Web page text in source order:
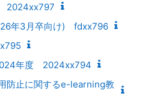
2024xx797
年3月卒向け) fdxx796
年度 2024xx794
防止に関するe-learning教